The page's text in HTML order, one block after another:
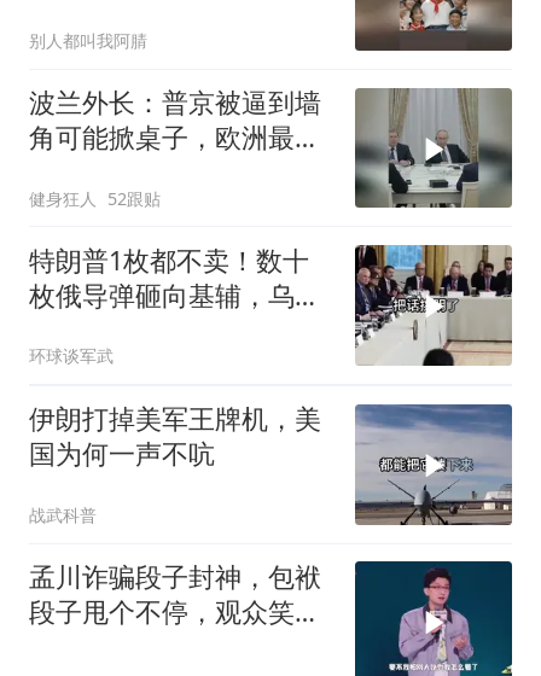
别人都叫我阿腈
波兰外长：普京被逼到墙
角可能掀桌子，欧洲最担
健身狂人 52跟贴
特朗普1枚都不卖！数十
枚俄导弹砸向基辅，乌军
话挑明了
环球谈军武
伊朗打掉美军王牌机，美
国为何一声不吭
战武科普
孟川诈骗段子封神，包袱
段子甩个不停，观众笑到